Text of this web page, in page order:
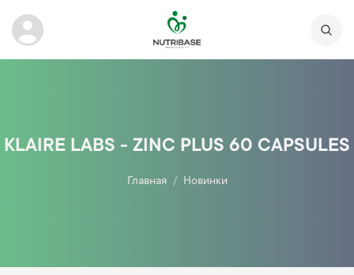
KLAIRE LABS - ZINC PLUS 60 CAPSULES
Главная Новинки